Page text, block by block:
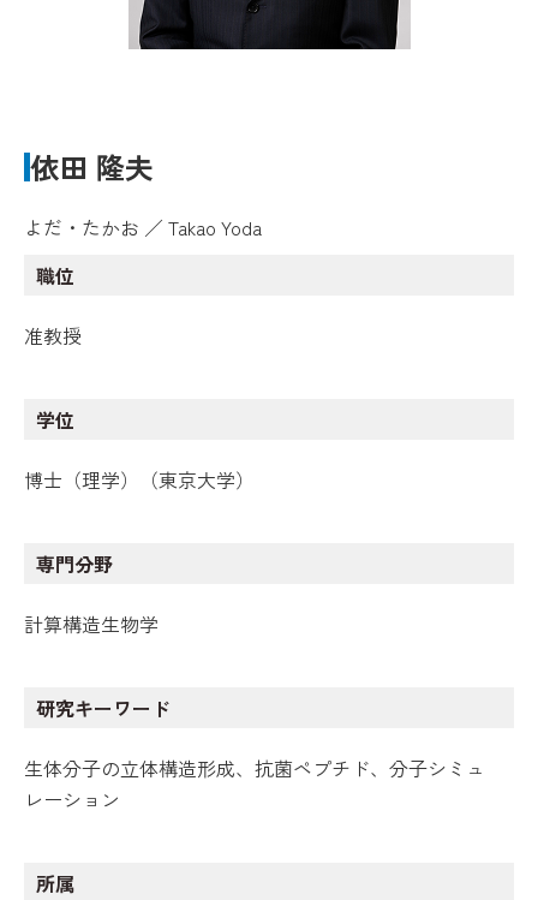
依田 隆夫
よだ・たかお ／ Takao Yoda
職位
准教授
学位
博士（理学）（東京大学）
専門分野
計算構造生物学
研究キーワード
生体分子の立体構造形成、抗菌ペプチド、分子シミュ
レーション
所属